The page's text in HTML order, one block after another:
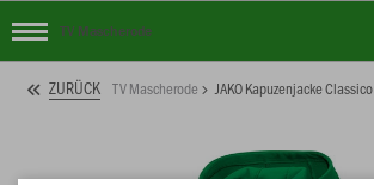
TV Mascherode
ZURÜCK TV Mascherode JAKO Kapuzenjacke Classico